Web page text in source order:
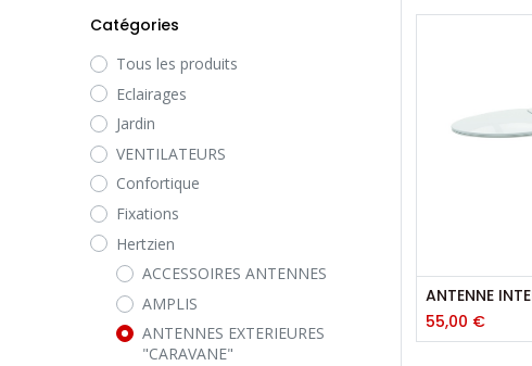
Catégories
Tous les produits
Eclairages
Jardin
VENTILATEURS
Confortique
Fixations
Hertzien
ACCESSOIRES ANTENNES
AMPLIS
ANTENNES EXTERIEURES
"CARAVANE"
55,00 €